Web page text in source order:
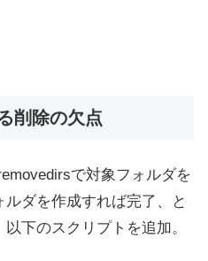
削除の欠点
で対象フォルダを
ダを作成すれば完了、と
下のスクリプトを追加。